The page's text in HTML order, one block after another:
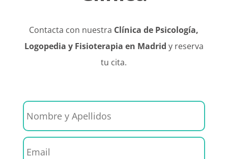
Contacta con nuestra Clínica de Psicología,
Logopedia y Fisioterapia en Madrid y reserva
tu cita.